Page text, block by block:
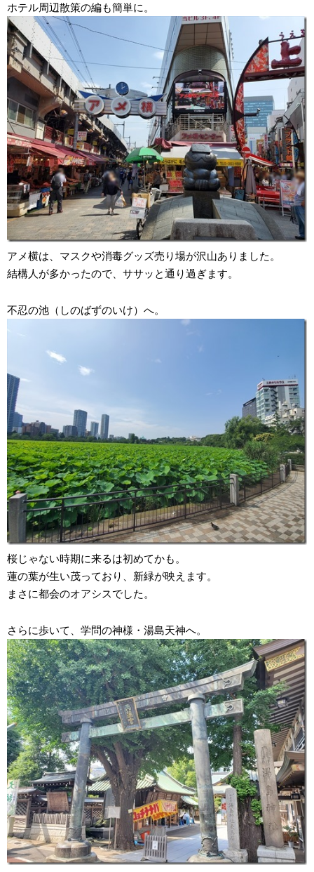
ホテル周辺散策の編も簡単に。
アメ横は、マスクや消毒グッズ売り場が沢山ありました。
結構人が多かったので、ササッと通り過ぎます。
不忍の池（しのばずのいけ）へ。
桜じゃない時期に来るは初めてかも。
蓮の葉が生い茂っており、新緑が映えます。
まさに都会のオアシスでした。
さらに歩いて、学問の神様・湯島天神へ。